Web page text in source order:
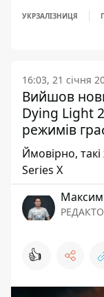
УКРЗАЛІЗНИЦЯ
16:03, 21 січня
Вийшов
Dying Light
режимів
Ймовірно,
Series X
Максим
👍